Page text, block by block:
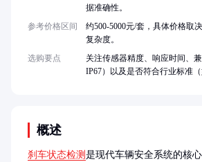
概述
刹车状态检测 是现代车辆安全系统的核
据准确性。
参考价格区间
约500-5000元/套，具体价格取
复杂度。
选购要点
关注传感器精度、响应时间、
IP67）以及是否符合行业标准（